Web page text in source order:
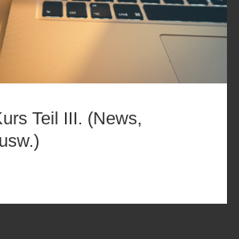
Teil III. (News,